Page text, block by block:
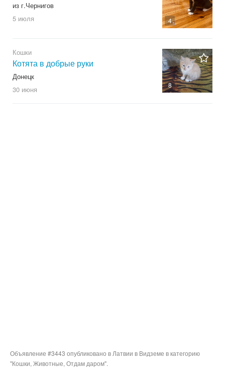
4
из г.Чернигов
5 июля
8
Кошки
Котята в добрые руки
Донецк
30 июня
Объявление #3443 опубликовано в Латвии в Видземе в категорию
"Кошки, Животные, Отдам даром".